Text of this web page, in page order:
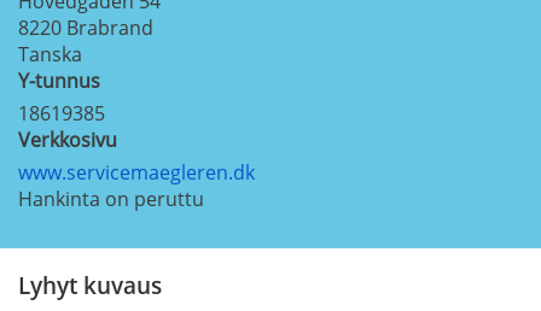
8220 Brabrand
Tanska
Y-tunnus
18619385
Verkkosivu
www.servicemaegleren.dk
Hankinta on peruttu
Lyhyt kuvaus